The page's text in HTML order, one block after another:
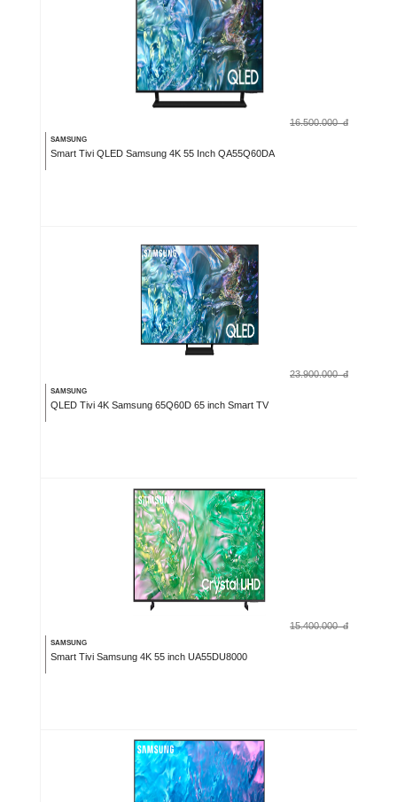
16.500.000 đ
SAMSUNG
Smart Tivi QLED Samsung 4K 55 Inch QA55Q60DA
23.900.000 đ
SAMSUNG
QLED Tivi 4K Samsung 65Q60D 65 inch Smart TV
15.400.000 đ
SAMSUNG
Smart Tivi Samsung 4K 55 inch UA55DU8000